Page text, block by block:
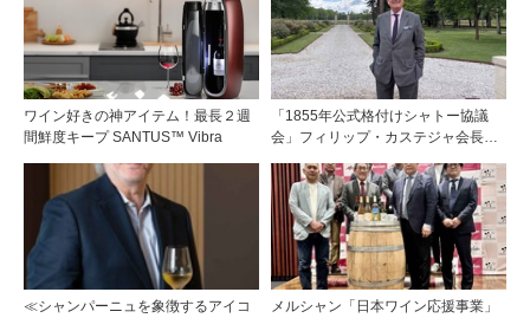
特集「この夏の主役！ ナチュラルな
ロゼワイン」
ワイン好きの神アイテム！最長２週
間鮮度キープ SANTUS™ Vibra
「1855年公式格付けシャトー協議
会」フィリップ・カステジャ会長イ
1855年格付け、170年目の再評価
≪シャンパーニュを象徴するアイコ
メルシャン「日本ワイン応援事業」